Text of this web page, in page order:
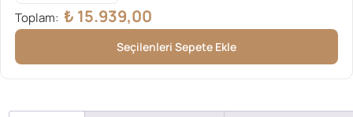
Toplam: ₺ 15.939,00
Seçilenleri Sepete Ekle